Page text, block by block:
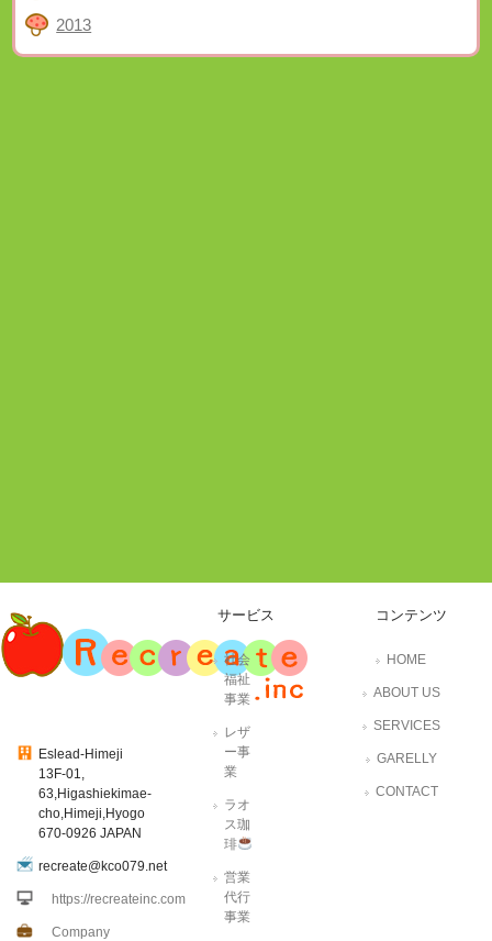
2013
Eslead-Himeji
13F-01,
63,Higashiekimae-
cho,Himeji,Hyogo
670-0926 JAPAN
recreate@kco079.net
https://recreateinc.com
Company
サービス
社会
福祉
事業
レザ
ー事
業
ラオ
ス珈
琲
営業
代行
事業
コンテンツ
HOME
ABOUT US
SERVICES
GARELLY
CONTACT